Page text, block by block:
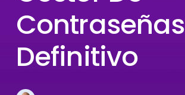
Contraseñas
Definitivo